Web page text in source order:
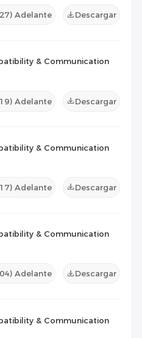
) Adelante Descargar
& Communication
) Adelante Descargar
& Communication
) Adelante Descargar
& Communication
) Adelante Descargar
& Communication